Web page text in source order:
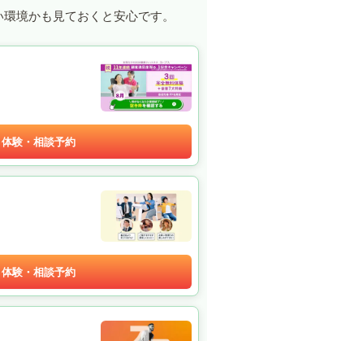
境かも見ておくと安心です。
体験・相談予約
体験・相談予約